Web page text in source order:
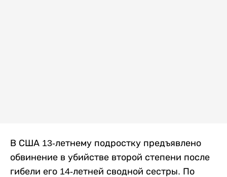
В США 13-летнему подростку предъявлено
обвинение в убийстве второй степени после
гибели его 14-летней сводной сестры. По